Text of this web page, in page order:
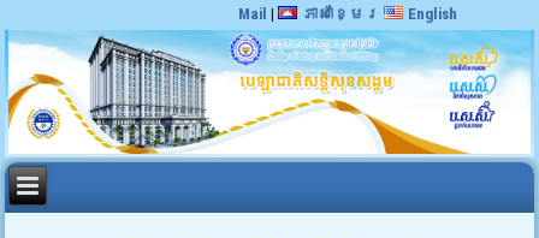
Mail | ភាសាខ្មែរ English